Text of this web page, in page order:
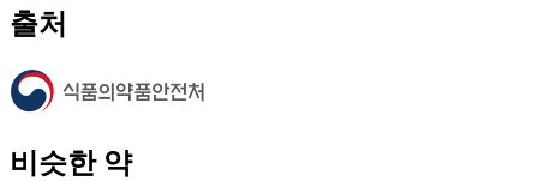
출처
비슷한 약